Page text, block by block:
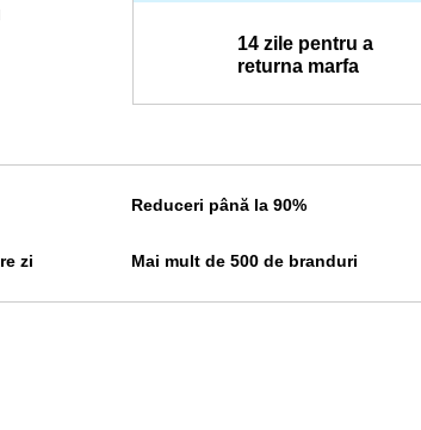
14 zile pentru a
returna marfa
Reduceri până la 90%
zi Mai mult de 500 de branduri